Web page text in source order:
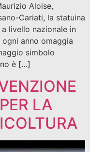
Aloise,
Cariati, la statuina
livello nazionale in
anno omaggia
simbolo
è […]
LA